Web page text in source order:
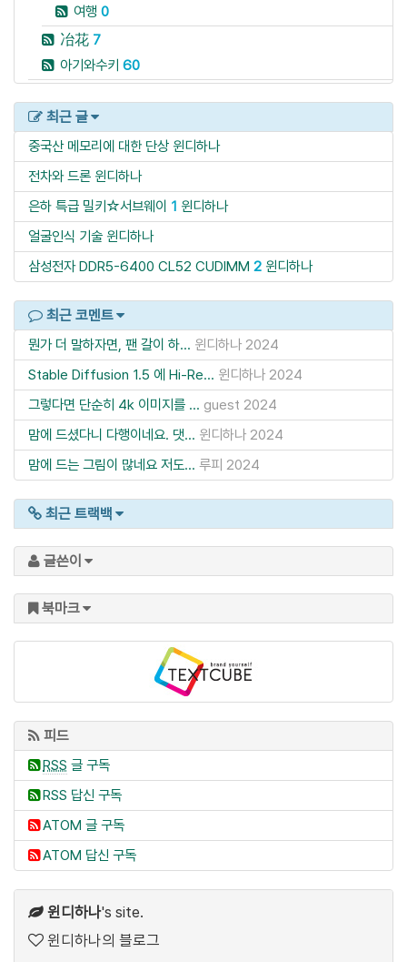
여행 0
冶花 7
아기와수키 60
최근 글
중국산 메모리에 대한 단상 윈디하나
전차와 드론 윈디하나
은하 특급 밀키☆서브웨이 1 윈디하나
얼굴인식 기술 윈디하나
삼성전자 DDR5-6400 CL52 CUDIMM 2 윈디하나
최근 코멘트
뭔가 더 말하자면, 팬 갈이 하... 윈디하나 2024
Stable Diffusion 1.5 에 Hi-Re... 윈디하나 2024
그렇다면 단순히 4k 이미지를 ... guest 2024
맘에 드셨다니 다행이네요. 댓... 윈디하나 2024
맘에 드는 그림이 많네요 저도... 루피 2024
최근 트랙백
글쓴이
북마크
피드
RSS 글 구독
RSS 답신 구독
ATOM 글 구독
ATOM 답신 구독
윈디하나's site.
윈디하나의 블로그